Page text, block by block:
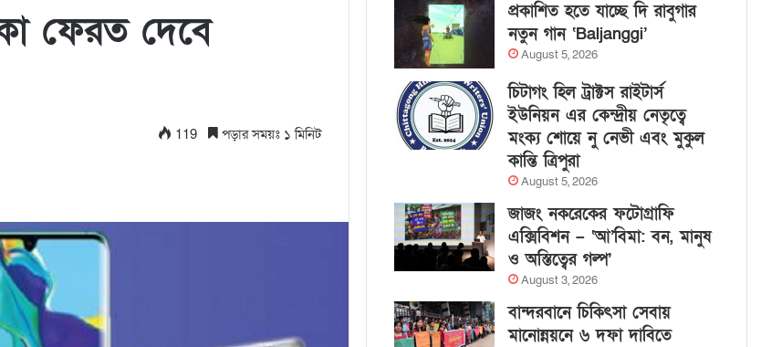
ফেরত দেবে
119 পড়ার সময়ঃ ১ মিনিট
প্রকাশিত হতে যাচ্ছে দি রাবুগার
নতুন গান ‘Baljanggi’
August 5, 2026
চিটাগং হিল ট্রাক্টস রাইটার্স
ইউনিয়ন এর কেন্দ্রীয় নেতৃত্বে
মংক্য শোয়ে নু নেভী এবং মুকুল
কান্তি ত্রিপুরা
August 5, 2026
জাজং নকরেকের ফটোগ্রাফি
এক্সিবিশন – ‘আ’বিমা: বন, মানুষ
ও অস্তিত্বের গল্প’
August 3, 2026
বান্দরবানে চিকিৎসা সেবায়
মানোন্নয়নে ৬ দফা দাবিতে